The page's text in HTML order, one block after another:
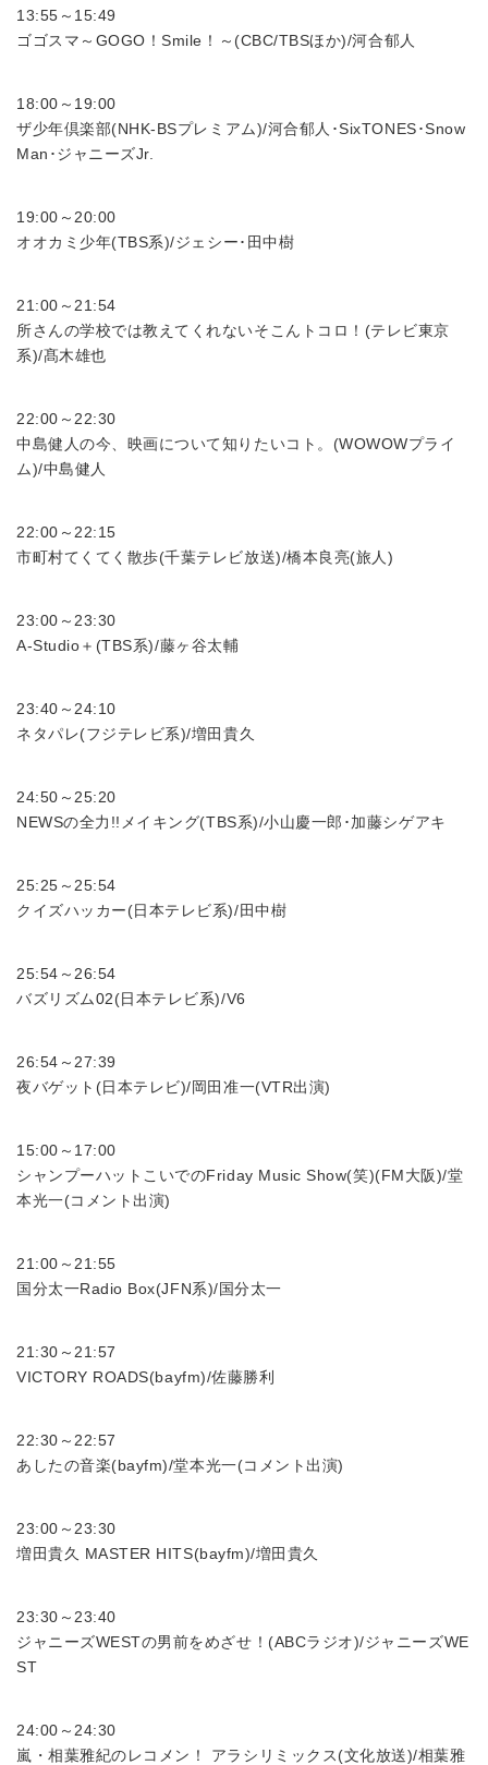
13:55～15:49
ゴゴスマ～GOGO！Smile！～(CBC/TBSほか)/河合郁人
18:00～19:00
ザ少年倶楽部(NHK-BSプレミアム)/河合郁人･SixTONES･Snow
Man･ジャニーズJr.
19:00～20:00
オオカミ少年(TBS系)/ジェシー･田中樹
21:00～21:54
所さんの学校では教えてくれないそこんトコロ！(テレビ東京
系)/髙木雄也
22:00～22:30
中島健人の今、映画について知りたいコト。(WOWOWプライ
ム)/中島健人
22:00～22:15
市町村てくてく散歩(千葉テレビ放送)/橋本良亮(旅人)
23:00～23:30
A-Studio＋(TBS系)/藤ヶ谷太輔
23:40～24:10
ネタパレ(フジテレビ系)/増田貴久
24:50～25:20
NEWSの全力!!メイキング(TBS系)/小山慶一郎･加藤シゲアキ
25:25～25:54
クイズハッカー(日本テレビ系)/田中樹
25:54～26:54
バズリズム02(日本テレビ系)/V6
26:54～27:39
夜バゲット(日本テレビ)/岡田准一(VTR出演)
15:00～17:00
シャンプーハットこいでのFriday Music Show(笑)(FM大阪)/堂
本光一(コメント出演)
21:00～21:55
国分太一Radio Box(JFN系)/国分太一
21:30～21:57
VICTORY ROADS(bayfm)/佐藤勝利
22:30～22:57
あしたの音楽(bayfm)/堂本光一(コメント出演)
23:00～23:30
増田貴久 MASTER HITS(bayfm)/増田貴久
23:30～23:40
ジャニーズWESTの男前をめざせ！(ABCラジオ)/ジャニーズWE
ST
24:00～24:30
嵐・相葉雅紀のレコメン！ アラシリミックス(文化放送)/相葉雅